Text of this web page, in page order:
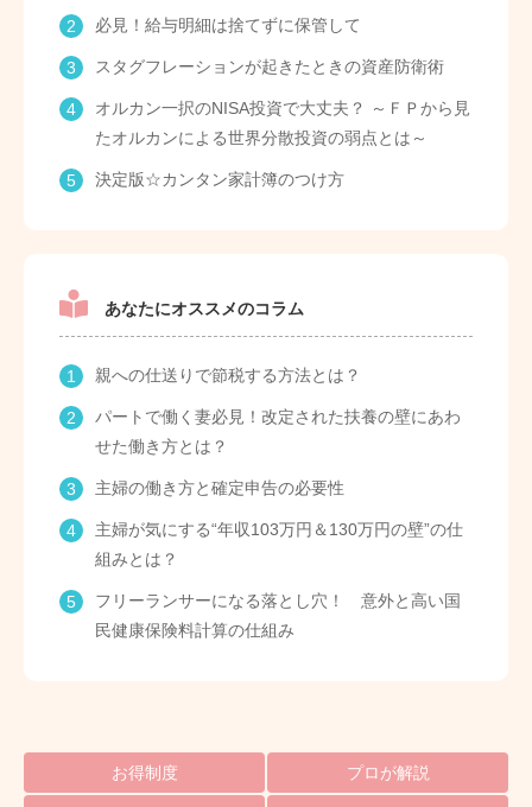
必見！給与明細は捨てずに保管して
スタグフレーションが起きたときの資産防衛術
オルカン一択のNISA投資で大丈夫？ ～ＦＰから見
たオルカンによる世界分散投資の弱点とは～
決定版☆カンタン家計簿のつけ方
あなたにオススメのコラム
親への仕送りで節税する方法とは？
パートで働く妻必見！改定された扶養の壁にあわ
せた働き方とは？
主婦の働き方と確定申告の必要性
主婦が気にする“年収103万円＆130万円の壁”の仕
組みとは？
フリーランサーになる落とし穴！ 意外と高い国
民健康保険料計算の仕組み
お得制度 プロが解説